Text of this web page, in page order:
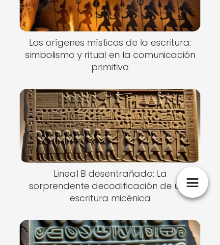
Los orígenes místicos de la escritura:
simbolismo y ritual en la comunicación
primitiva
Lineal B desentrañado: La
sorprendente decodificación de una
escritura micénica